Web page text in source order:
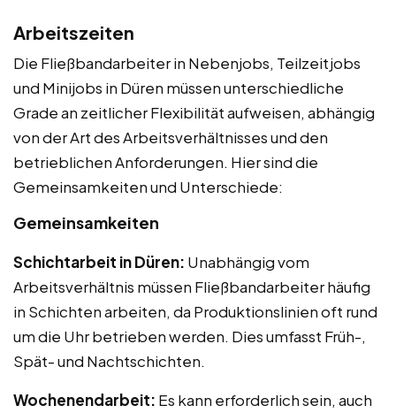
Arbeitszeiten
Die Fließbandarbeiter in Nebenjobs, Teilzeitjobs
und Minijobs in Düren müssen unterschiedliche
Grade an zeitlicher Flexibilität aufweisen, abhängig
von der Art des Arbeitsverhältnisses und den
betrieblichen Anforderungen. Hier sind die
Gemeinsamkeiten und Unterschiede:
Gemeinsamkeiten
Schichtarbeit in Düren: Unabhängig vom
Arbeitsverhältnis müssen Fließbandarbeiter häufig
in Schichten arbeiten, da Produktionslinien oft rund
um die Uhr betrieben werden. Dies umfasst Früh-,
Spät- und Nachtschichten.
Wochenendarbeit: Es kann erforderlich sein, auch